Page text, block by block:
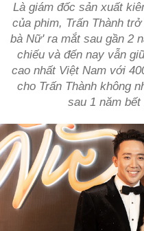
Là giám đốc sản xuất
của phim, Trấn Thành
bà Nữ' ra mắt sau gần 2
chiếu và đến nay vẫn
cao nhất Việt Nam với
cho Trấn Thành không
sau 1 năm